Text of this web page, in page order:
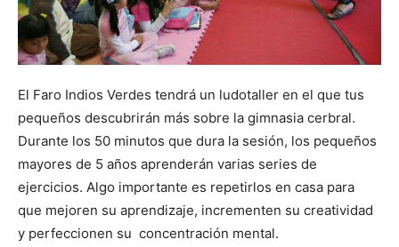
El Faro Indios Verdes tendrá un ludotaller en el que tus
pequeños descubrirán más sobre la gimnasia cerbral.
Durante los 50 minutos que dura la sesión, los pequeños
mayores de 5 años aprenderán varias series de
ejercicios. Algo importante es repetirlos en casa para
que mejoren su aprendizaje, incrementen su creatividad
y perfeccionen su concentración mental.